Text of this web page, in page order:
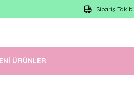
Sipariş Takibi
ÜRÜNLER